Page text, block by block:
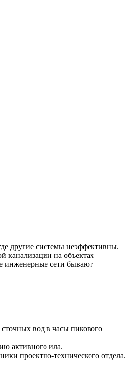
другие системы неэффективны.
канализации на объектах
инженерные сети бывают
вод в часы пикового
активного ила.
проектно-технического отдела.